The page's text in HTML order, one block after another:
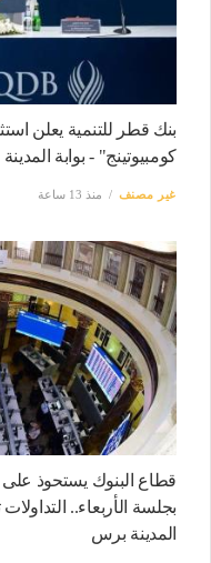
بنك قطر للتنمية يعلن
كومبيوتينج" - بوابة
غير مصنف منذ 13 ساعة
المدينة برس